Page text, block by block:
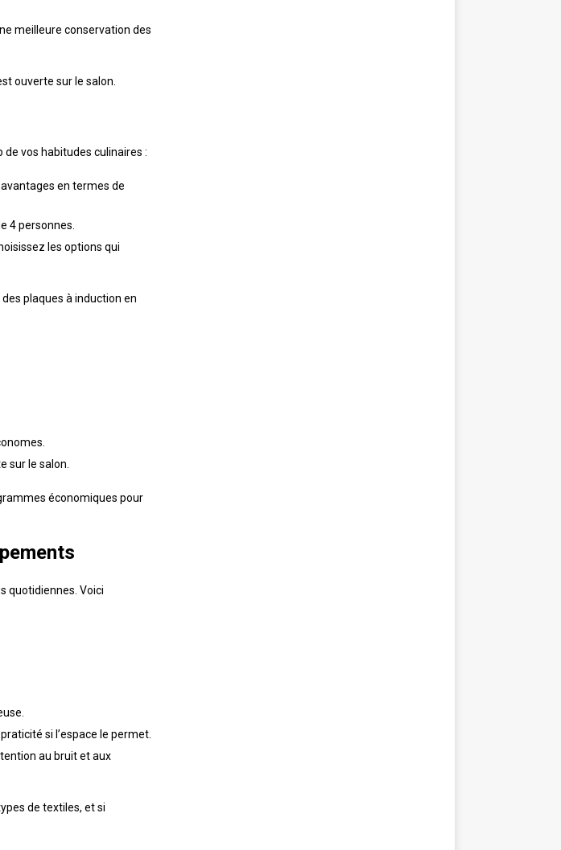
meilleure conservation des
ouverte sur le salon.
vos habitudes culinaires :
en termes de
4 personnes.
les options qui
plaques à induction en
sur le salon.
économiques pour
quotidiennes. Voici
si l’espace le permet.
au bruit et aux
de textiles, et si